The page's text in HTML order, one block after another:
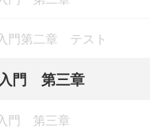
門第二章 テスト
門 第三章
門 第三章